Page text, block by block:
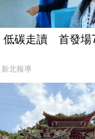
低碳走讀 首發場
北報導